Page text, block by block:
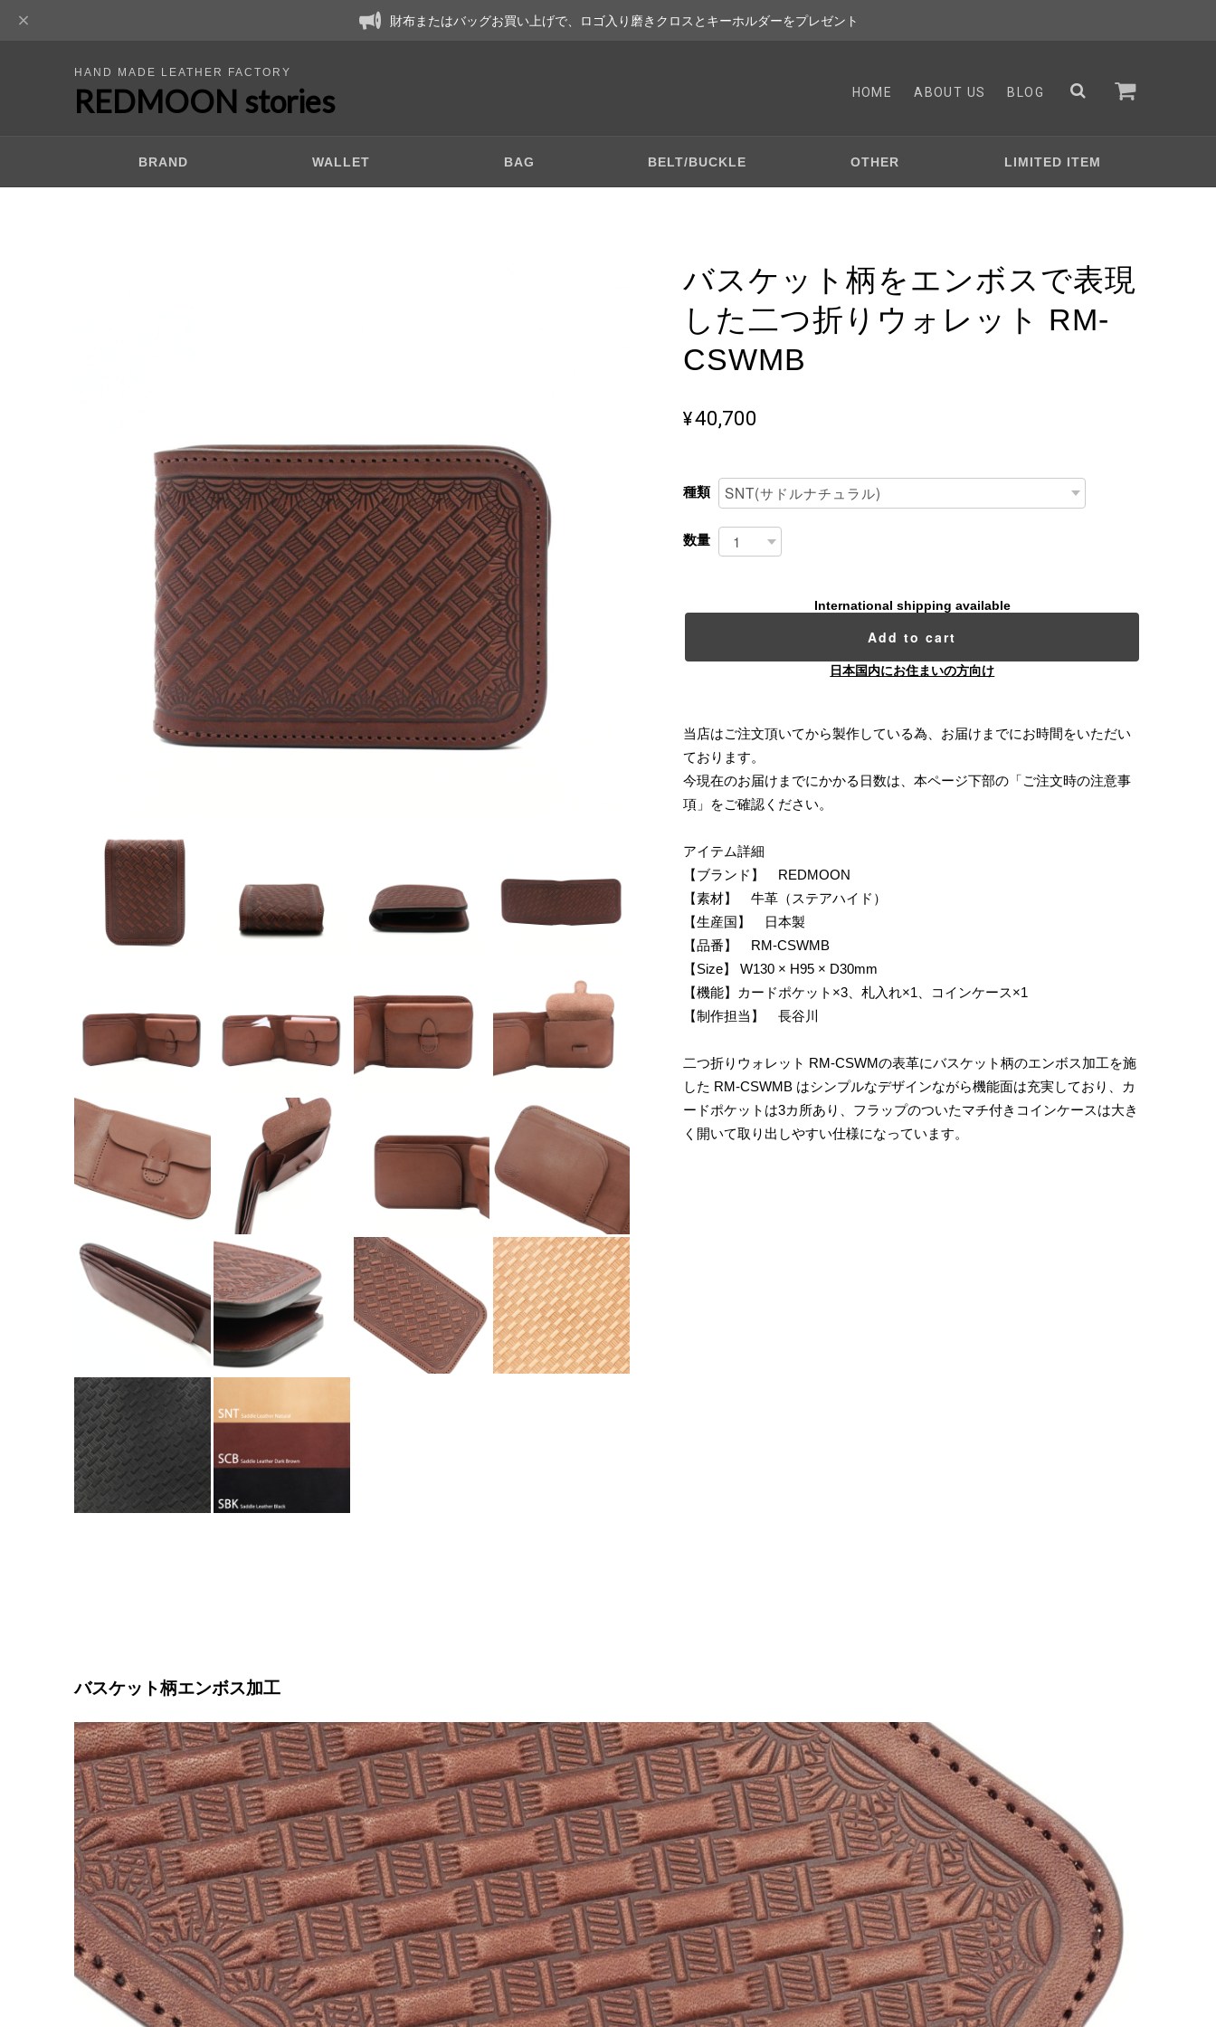
財布またはバッグお買い上げで、ロゴ入り磨きクロスとキーホルダーをプレゼント
HAND MADE LEATHER FACTORY
REDMOON stories HOME ABOUT US BLOG
BRAND WALLET BAG BELT/BUCKLE OTHER LIMITED ITEM
バスケット柄をエンボスで表現
した二つ折りウォレット RM-
CSWMB
¥40,700
種類
数量
International shipping available
Add to cart
日本国内にお住まいの方向け
当店はご注文頂いてから製作している為、お届けまでにお時間をいただい
ております。
今現在のお届けまでにかかる日数は、本ページ下部の「ご注文時の注意事
項」をご確認ください。
アイテム詳細
【ブランド】 REDMOON
【素材】 牛革（ステアハイド）
【生産国】 日本製
【品番】 RM-CSWMB
【Size】 W130 × H95 × D30mm
【機能】カードポケット×3、札入れ×1、コインケース×1
【制作担当】 長谷川
二つ折りウォレット RM-CSWMの表革にバスケット柄のエンボス加工を施
した RM-CSWMB はシンプルなデザインながら機能面は充実しており、カ
ードポケットは3カ所あり、フラップのついたマチ付きコインケースは大き
く開いて取り出しやすい仕様になっています。
バスケット柄エンボス加工